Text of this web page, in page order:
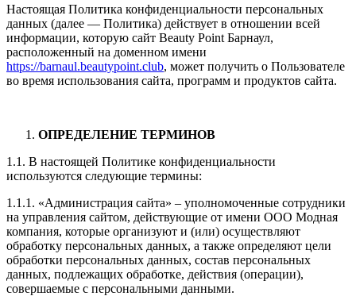
Настоящая Политика конфиденциальности персональных
данных (далее — Политика) действует в отношении всей
информации, которую сайт Beauty Point Барнаул,
расположенный на доменном имени
https://barnaul.beautypoint.club, может получить о Пользователе
во время использования сайта, программ и продуктов сайта.
ОПРЕДЕЛЕНИЕ ТЕРМИНОВ
1.1. В настоящей Политике конфиденциальности
используются следующие термины:
1.1.1. «Администрация сайта» – уполномоченные сотрудники
на управления сайтом, действующие от имени ООО Модная
компания, которые организуют и (или) осуществляют
обработку персональных данных, а также определяют цели
обработки персональных данных, состав персональных
данных, подлежащих обработке, действия (операции),
совершаемые с персональными данными.